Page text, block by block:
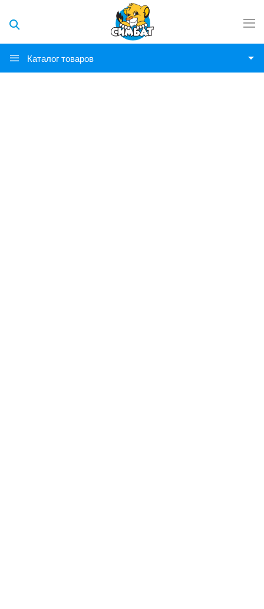
Каталог товаров